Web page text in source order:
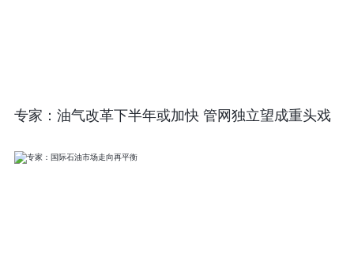
专家：油气改革下半年或加快 管网独立望成重头戏